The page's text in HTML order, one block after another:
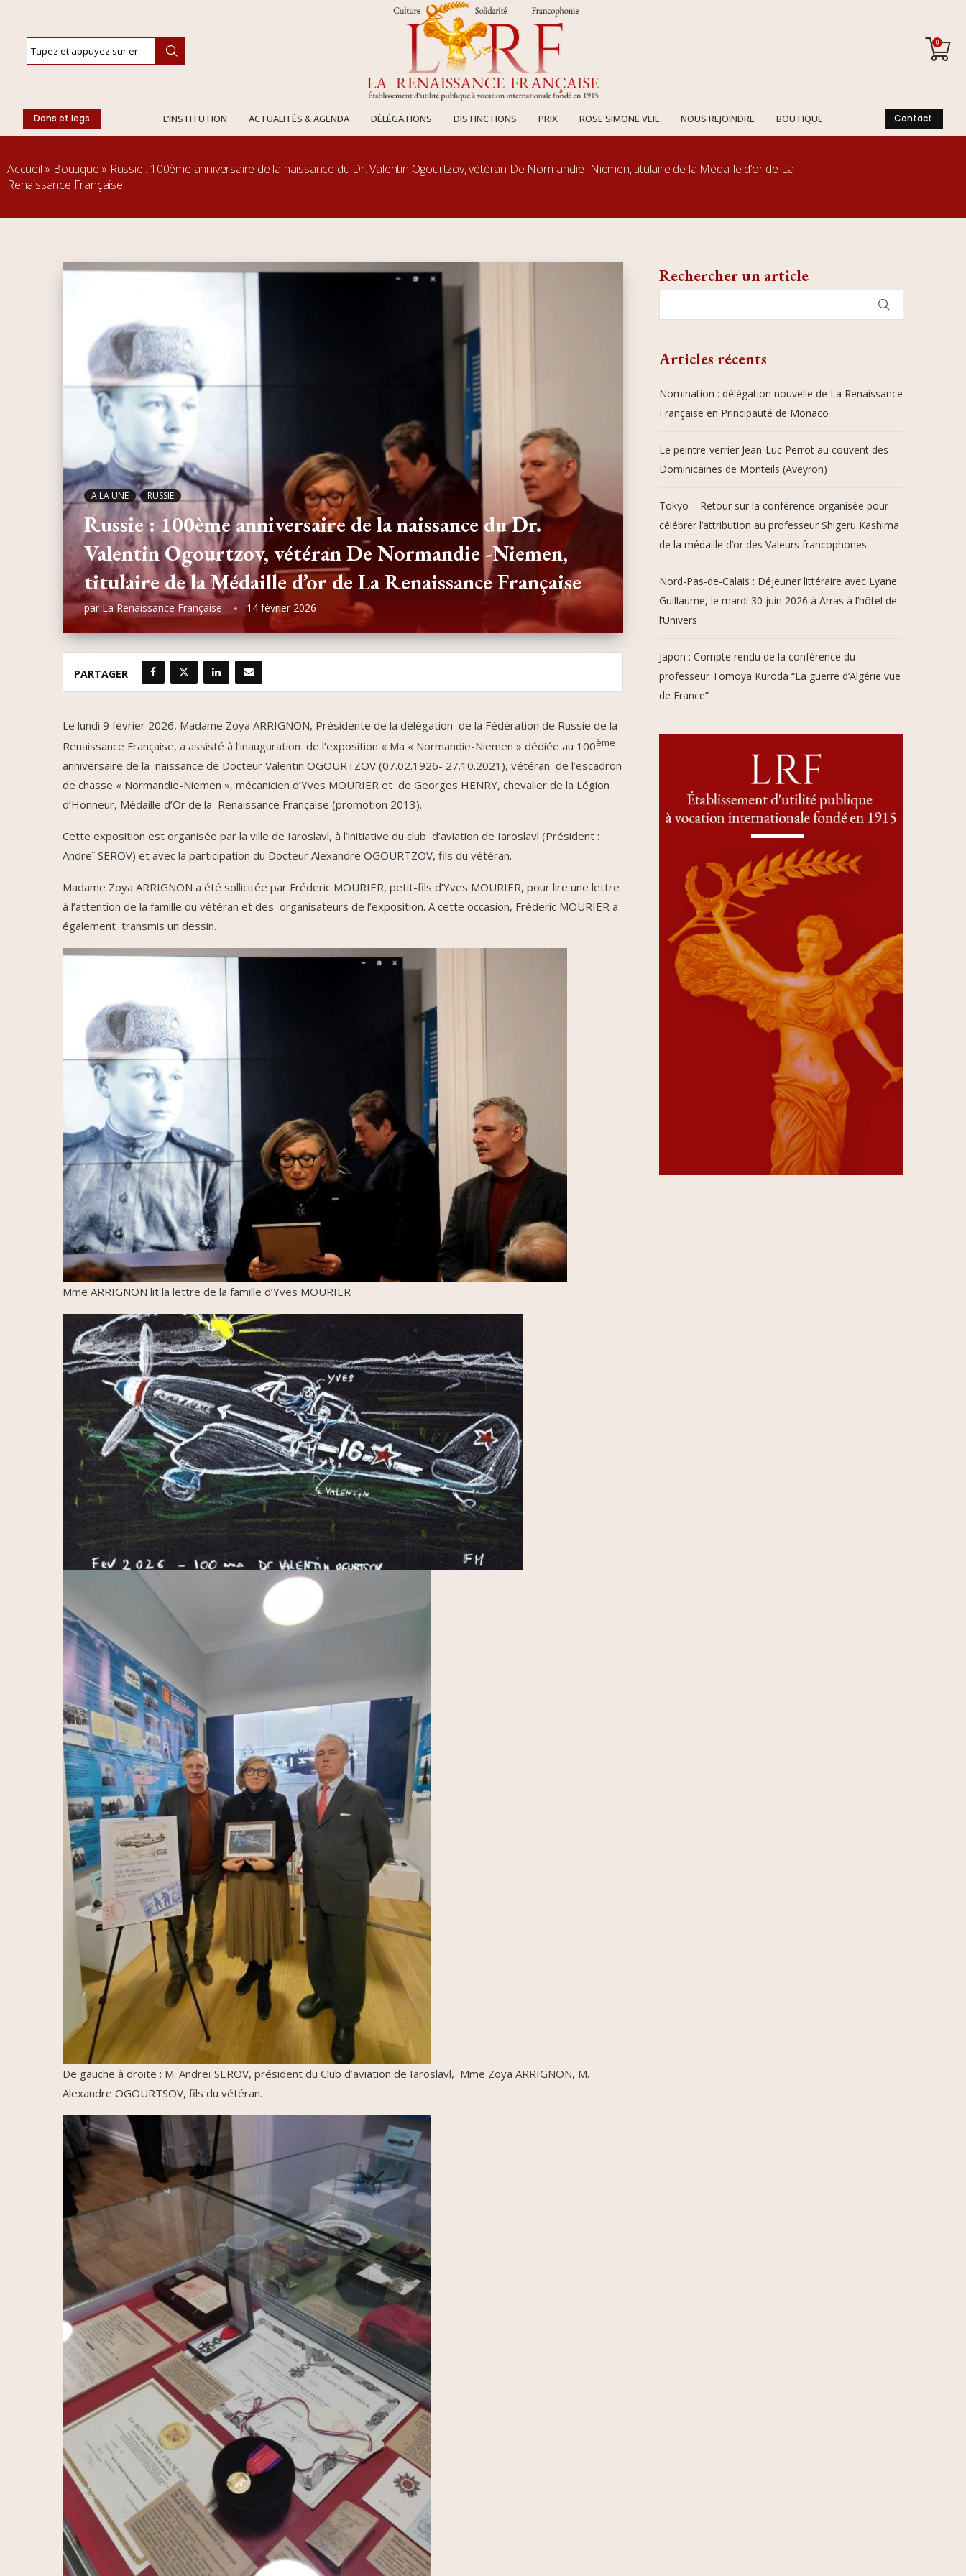
0
Dons et legs L’INSTITUTION ACTUALITÉS & AGENDA DÉLÉGATIONS DISTINCTIONS PRIX ROSE SIMONE VEIL NOUS REJOINDRE BOUTIQUE Contact
Accueil » Boutique » Russie : 100ème anniversaire de la naissance du Dr. Valentin Ogourtzov, vétéran De Normandie -Niemen, titulaire de la Médaille d’or de La
Renaissance Française
A LA UNE RUSSIE
Russie : 100ème anniversaire de la naissance du Dr.
Valentin Ogourtzov, vétéran De Normandie -Niemen,
titulaire de la Médaille d’or de La Renaissance Française
par La Renaissance Française 14 février 2026
PARTAGER
Le lundi 9 février 2026, Madame Zoya ARRIGNON, Présidente de la délégation de la Fédération de Russie de la
Renaissance Française, a assisté à l’inauguration de l’exposition « Ma « Normandie-Niemen » dédiée au 100ème
anniversaire de la naissance de Docteur Valentin OGOURTZOV (07.02.1926- 27.10.2021), vétéran de l’escadron
de chasse « Normandie-Niemen », mécanicien d’Yves MOURIER et de Georges HENRY, chevalier de la Légion
d’Honneur, Médaille d’Or de la Renaissance Française (promotion 2013).
Cette exposition est organisée par la ville de Iaroslavl, à l’initiative du club d’aviation de Iaroslavl (Président :
Andreï SEROV) et avec la participation du Docteur Alexandre OGOURTZOV, fils du vétéran.
Madame Zoya ARRIGNON a été sollicitée par Fréderic MOURIER, petit-fils d’Yves MOURIER, pour lire une lettre
à l’attention de la famille du vétéran et des organisateurs de l’exposition. A cette occasion, Fréderic MOURIER a
également transmis un dessin.
Mme ARRIGNON lit la lettre de la famille d’Yves MOURIER
De gauche à droite : M. Andreï SEROV, président du Club d’aviation de Iaroslavl, Mme Zoya ARRIGNON, M.
Alexandre OGOURTSOV, fils du vétéran.
Rechercher un article
Articles récents
Nomination : délégation nouvelle de La Renaissance
Française en Principauté de Monaco
Le peintre-verrier Jean-Luc Perrot au couvent des
Dominicaines de Monteils (Aveyron)
Tokyo – Retour sur la conférence organisée pour
célébrer l’attribution au professeur Shigeru Kashima
de la médaille d’or des Valeurs francophones.
Nord-Pas-de-Calais : Déjeuner littéraire avec Lyane
Guillaume, le mardi 30 juin 2026 à Arras à l’hôtel de
l’Univers
Japon : Compte rendu de la conférence du
professeur Tomoya Kuroda “La guerre d’Algérie vue
de France”